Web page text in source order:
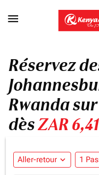

Réservez
Rwanda
dèsZAR
Aller-retour expand_more 1